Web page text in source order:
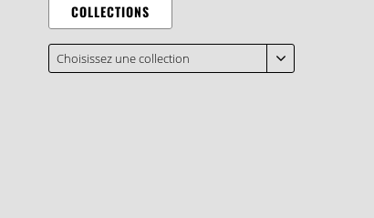
COLLECTIONS
Choisissez une collection